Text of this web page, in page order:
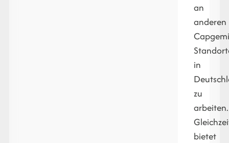
an
anderen
in
zu
arbeiten.
bietet